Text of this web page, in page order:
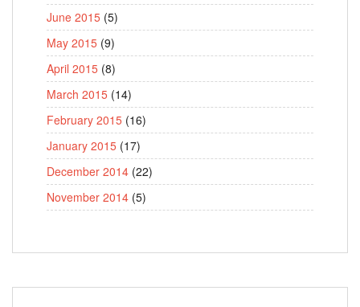
June 2015 (5)
May 2015 (9)
April 2015 (8)
March 2015 (14)
February 2015 (16)
January 2015 (17)
December 2014 (22)
November 2014 (5)